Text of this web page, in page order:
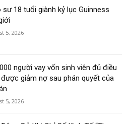
sư 18 tuổi giành kỷ lục Guinness
5, 2026
người vay vốn sinh viên đủ điều
được giảm nợ sau phán quyết của
5, 2026